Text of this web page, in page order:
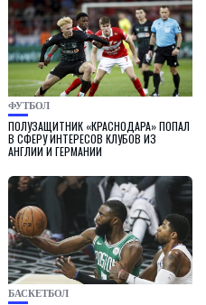
ФУТБОЛ
ПОЛУЗАЩИТНИК «КРАСНОДАРА» ПОПАЛ
В СФЕРУ ИНТЕРЕСОВ КЛУБОВ ИЗ
АНГЛИИ И ГЕРМАНИИ
БАСКЕТБОЛ